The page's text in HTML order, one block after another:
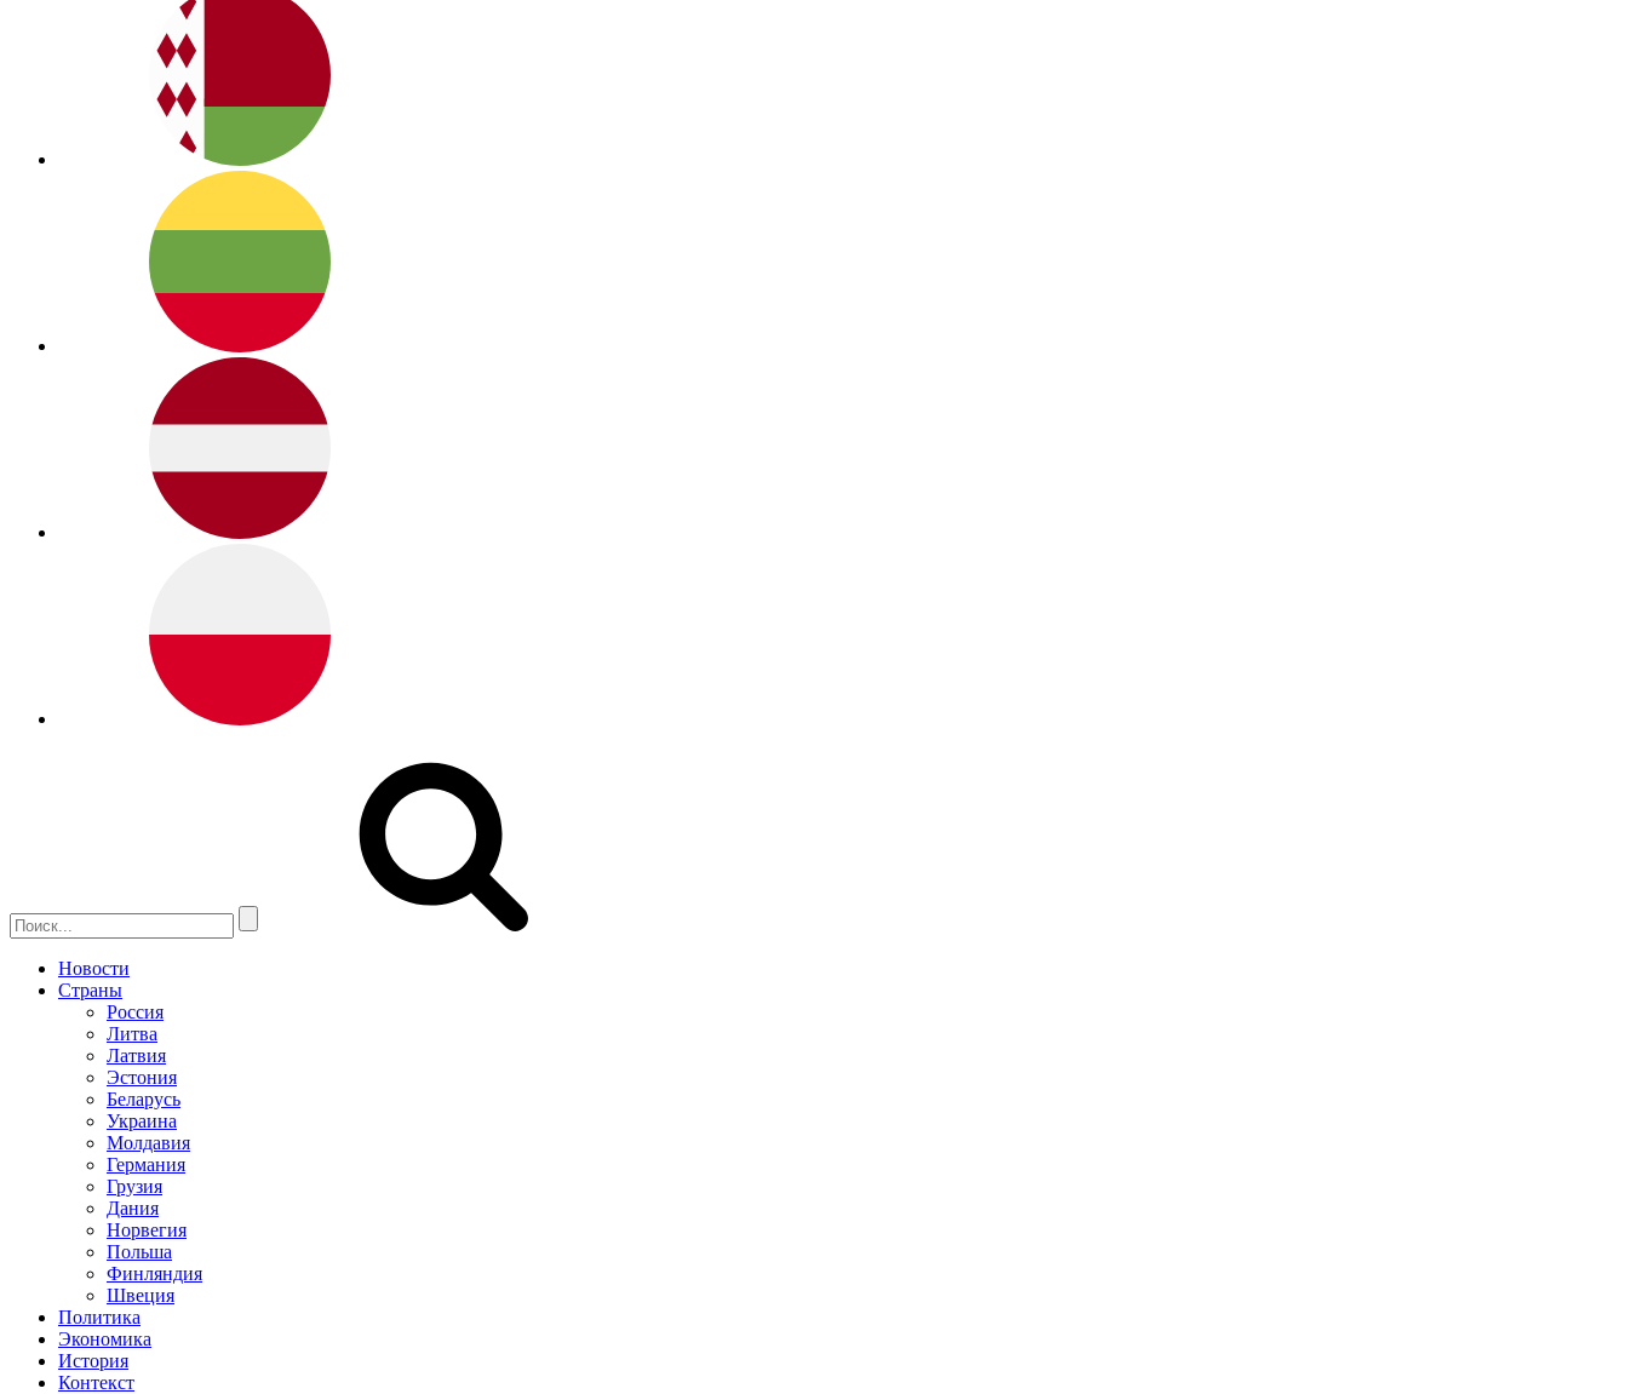
Новости
Страны
Россия
Литва
Латвия
Эстония
Беларусь
Украина
Молдавия
Германия
Грузия
Дания
Норвегия
Польша
Финляндия
Швеция
Политика
Экономика
История
Контекст